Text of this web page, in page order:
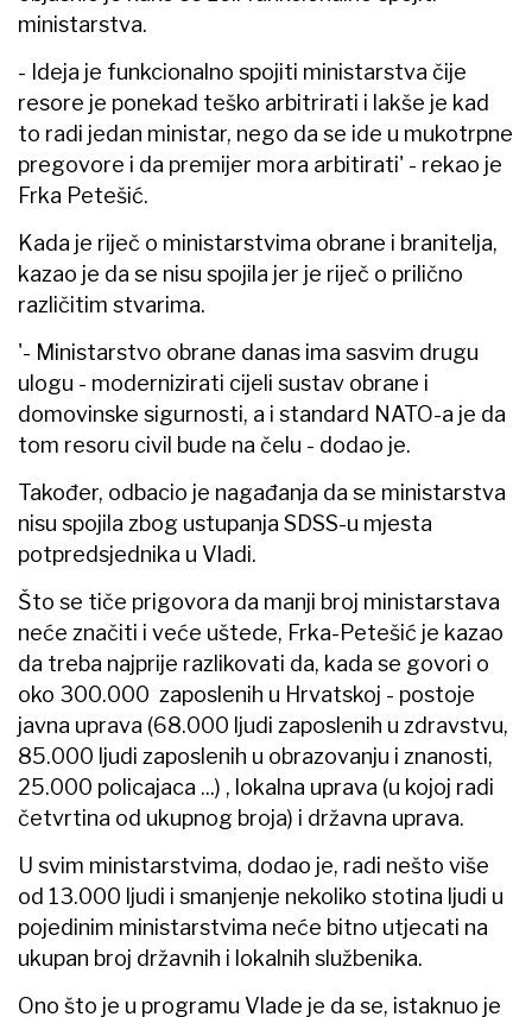
ministarstva.
- Ideja je funkcionalno spojiti ministarstva čije
resore je ponekad teško arbitrirati i lakše je kad
to radi jedan ministar, nego da se ide u mukotrpne
pregovore i da premijer mora arbitirati' - rekao je
Frka Petešić.
Kada je riječ o ministarstvima obrane i branitelja,
kazao je da se nisu spojila jer je riječ o prilično
različitim stvarima.
'- Ministarstvo obrane danas ima sasvim drugu
ulogu - modernizirati cijeli sustav obrane i
domovinske sigurnosti, a i standard NATO-a je da
tom resoru civil bude na čelu - dodao je.
Također, odbacio je nagađanja da se ministarstva
nisu spojila zbog ustupanja SDSS-u mjesta
potpredsjednika u Vladi.
Što se tiče prigovora da manji broj ministarstava
neće značiti i veće uštede, Frka-Petešić je kazao
da treba najprije razlikovati da, kada se govori o
oko 300.000 zaposlenih u Hrvatskoj - postoje
javna uprava (68.000 ljudi zaposlenih u zdravstvu,
85.000 ljudi zaposlenih u obrazovanju i znanosti,
25.000 policajaca ...) , lokalna uprava (u kojoj radi
četvrtina od ukupnog broja) i državna uprava.
U svim ministarstvima, dodao je, radi nešto više
od 13.000 ljudi i smanjenje nekoliko stotina ljudi u
pojedinim ministarstvima neće bitno utjecati na
ukupan broj državnih i lokalnih službenika.
Ono što je u programu Vlade je da se, istaknuo je